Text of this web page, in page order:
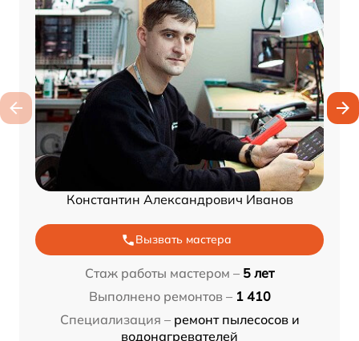
Константин Александрович Иванов
Вызвать мастера
Стаж работы мастером – 5 лет
Выполнено ремонтов – 1 410
Специализация – ремонт пылесосов и
водонагревателей